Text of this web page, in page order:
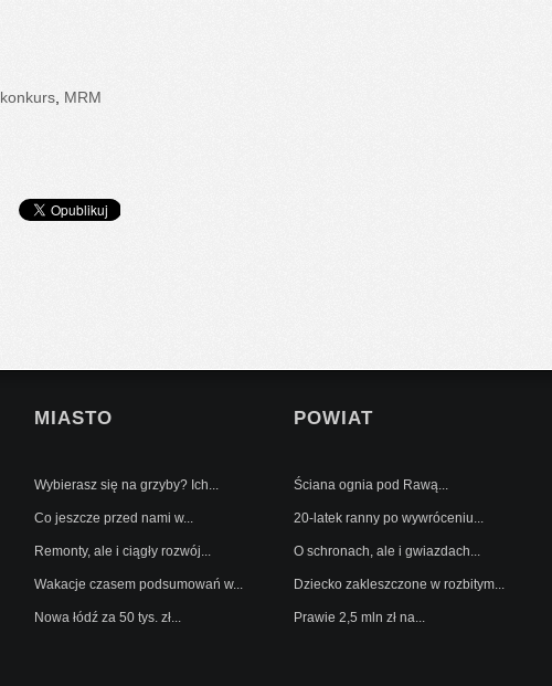
konkurs MRM
MIASTO
Wybierasz się na grzyby? Ich...
Co jeszcze przed nami w...
Remonty, ale i ciągły rozwój...
Wakacje czasem podsumowań w...
Nowa łódź za 50 tys. zł...
POWIAT
Ściana ognia pod Rawą...
20-latek ranny po wywróceniu...
O schronach, ale i gwiazdach...
Dziecko zakleszczone w rozbitym...
Prawie 2,5 mln zł na...